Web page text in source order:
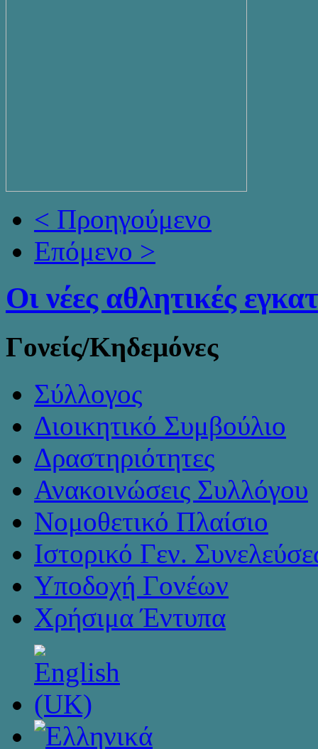
< Προηγούμενο
Επόμενο >
Οι νέες αθλητικές
Γονείς/Κηδεμόνες
Σύλλογος
Διοικητικό Συμβούλιο
Δραστηριότητες
Ανακοινώσεις Συλλόγου
Νομοθετικό Πλαίσιο
Ιστορικό Γεν.
Υποδοχή Γονέων
Χρήσιμα Έντυπα